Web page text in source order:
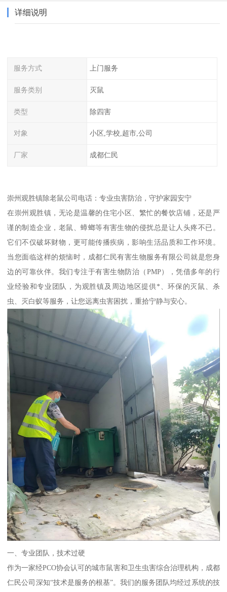
详细说明
服务方式 上门服务
服务类别 灭鼠
类型 除四害
对象 小区,学校,超市,公司
厂家 成都仁民
崇州观胜镇除老鼠公司电话：专业虫害防治，守护家园安宁
在崇州观胜镇，无论是温馨的住宅小区、繁忙的餐饮店铺，还是严
谨的制造企业，老鼠、蟑螂等有害生物的侵扰总是让人头疼不已。
它们不仅破坏财物，更可能传播疾病，影响生活品质和工作环境。
当您面临这样的烦恼时，成都仁民有害生物服务有限公司就是您身
边的可靠伙伴。我们专注于有害生物防治（PMP），凭借多年的行
业经验和专业团队，为观胜镇及周边地区提供*、环保的灭鼠、杀
虫、灭白蚁等服务，让您远离虫害困扰，重拾宁静与安心。
一、专业团队，技术过硬
作为一家经PCO协会认可的城市鼠害和卫生虫害综合治理机构，成都
仁民公司深知“技术是服务的根基”。我们的服务团队均经过系统的技